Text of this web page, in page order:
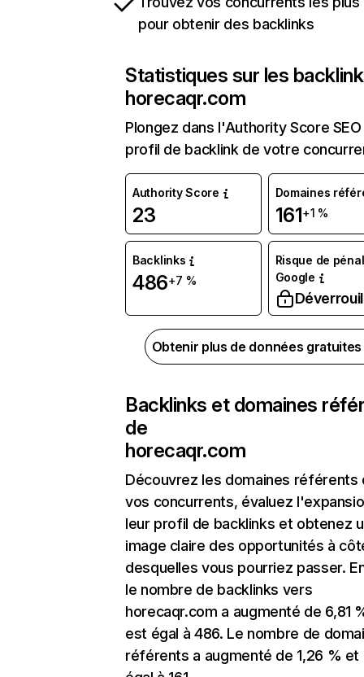
pour obtenir des backlinks
Statistiques sur les
horecaqr.com
Plongez dans l'Authority Score
profil de backlink de votre
Authority Score
23
Domaines
161+1 %
Backlinks
486+7 %
Risque de
Google
Obtenir plus de données
Backlinks et domaines
de
horecaqr.com
Découvrez les domaines référents
vos concurrents, évaluez
leur profil de backlinks et obtenez
image claire des opportunités à
desquelles vous pourriez passer.
le nombre de backlinks vers
horecaqr.com a augmenté de 6,81
est égal à 486. Le nombre de
référents a augmenté de 1,26 % et